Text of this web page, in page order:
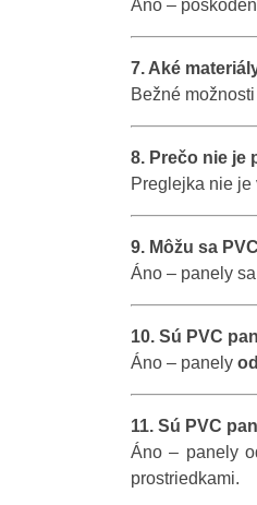
Áno –
7. Aké
Bežné
8. Prečo nie je
Preglejka nie je
9. Môžu sa
Áno – panely
10. Sú PVC
Áno – panely
11. Sú PVC
Áno – panely
prostriedkami.